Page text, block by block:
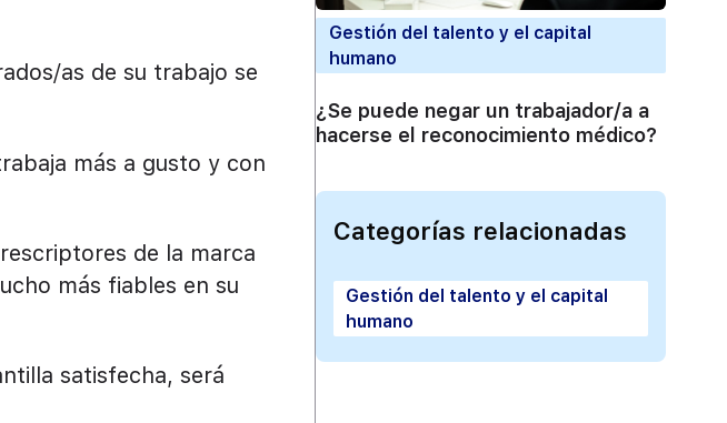
as de su trabajo se
más a gusto y con
de la marca
más fiables en su
satisfecha, será
Gestión del talento y el capital
humano
¿Se puede negar un trabajador/a a
hacerse el reconocimiento médico?
Categorías relacionadas
Gestión del talento y el capital
humano